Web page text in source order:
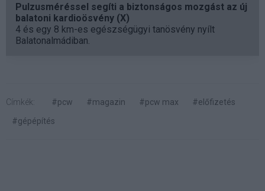
Pulzusméréssel segíti a biztonságos mozgást az új
balatoni kardioösvény (X)
4 és egy 8 km-es egészségügyi tanösvény nyílt
Balatonalmádiban.
Címkék: #pcw #magazin #pcw max
#előfizetés
#gépépítés